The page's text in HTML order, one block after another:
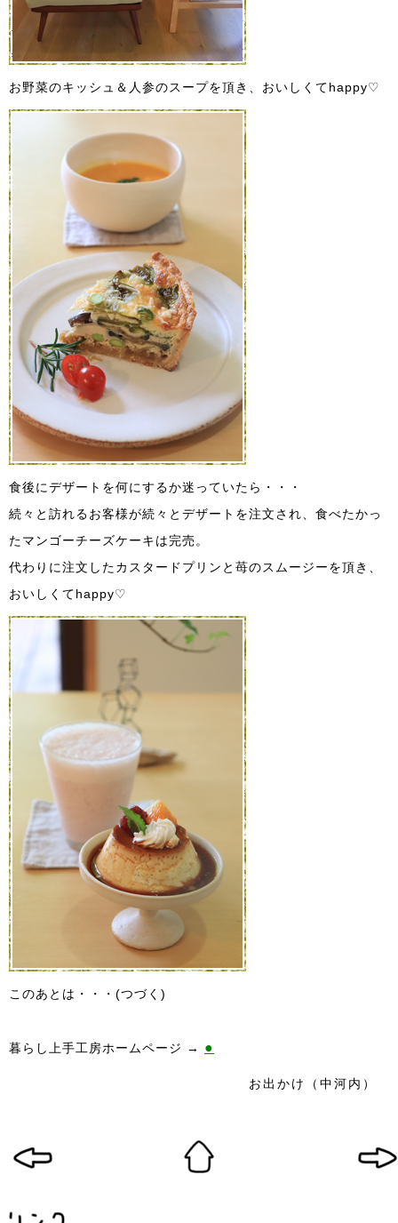
お野菜のキッシュ＆人参のスープを頂き、おいしくてhappy♡
食後にデザートを何にするか迷っていたら・・・
続々と訪れるお客様が続々とデザートを注文され、食べたかっ
たマンゴーチーズケーキは完売。
代わりに注文したカスタードプリンと苺のスムージーを頂き、
おいしくてhappy♡
このあとは・・・(つづく)
暮らし上手工房ホームページ → ●
お出かけ（中河内）